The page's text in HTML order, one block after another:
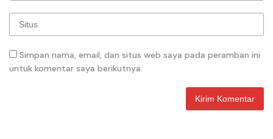
Simpan nama, email, dan situs web saya pada peramban ini
untuk komentar saya berikutnya.